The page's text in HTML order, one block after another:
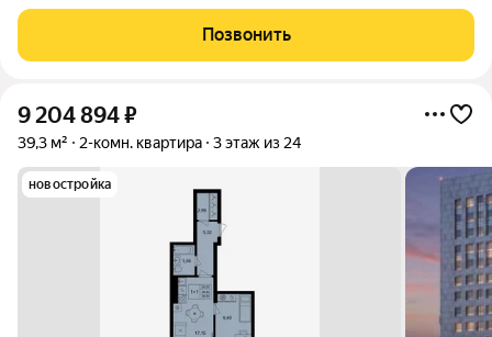
стяжка , новая проводка , замена сантехнических труб.
Исторический центр города. Дом
Позвонить
9 204 894₽
39,3 м² 2-комн. квартира 3 этаж из 24
новостройка